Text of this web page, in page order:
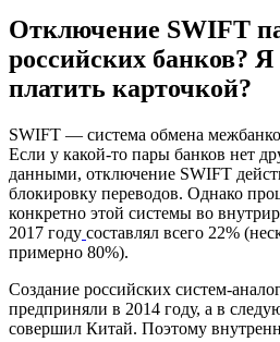
Отключение SWIFT
российских банков?
платить карточкой?
SWIFT — система обмена
Если у какой-то пары банков нет
данными, отключение SWIFT
блокировку переводов. Однако
конкретно этой системы во
2017 году составлял всего 22%
примерно 80%).
Создание российских систем-
предприняли в 2014 году, а в
совершил Китай. Поэтому